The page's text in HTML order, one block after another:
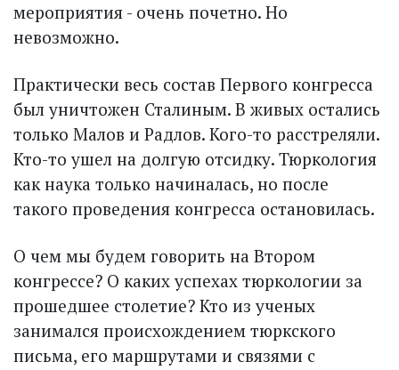
мероприятия - очень почетно. Но
невозможно.
Практически весь состав Первого конгресса
был уничтожен Сталиным. В живых остались
только Малов и Радлов. Кого-то расстреляли.
Кто-то ушел на долгую отсидку. Тюркология
как наука только начиналась, но после
такого проведения конгресса остановилась.
О чем мы будем говорить на Втором
конгрессе? О каких успехах тюркологии за
прошедшее столетие? Кто из ученых
занимался происхождением тюркского
письма, его маршрутами и связями с